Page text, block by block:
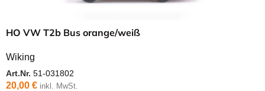
HO VW T2b Bus orange/weiß
Wiking
Art.Nr. 51-031802
20,00 € inkl. MwSt.